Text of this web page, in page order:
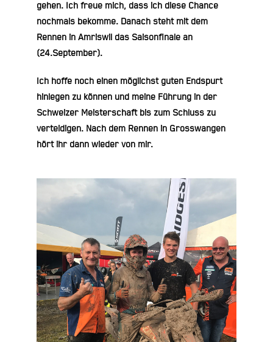
gehen. Ich freue mich, dass ich diese Chance
nochmals bekomme. Danach steht mit dem
Rennen in Amriswil das Saisonfinale an
(24.September).
Ich hoffe noch einen möglichst guten Endspurt
hinlegen zu können und meine Führung in der
Schweizer Meisterschaft bis zum Schluss zu
verteidigen. Nach dem Rennen in Grosswangen
hört ihr dann wieder von mir.